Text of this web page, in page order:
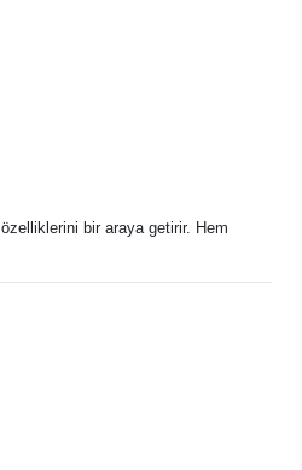
özelliklerini bir araya getirir. Hem